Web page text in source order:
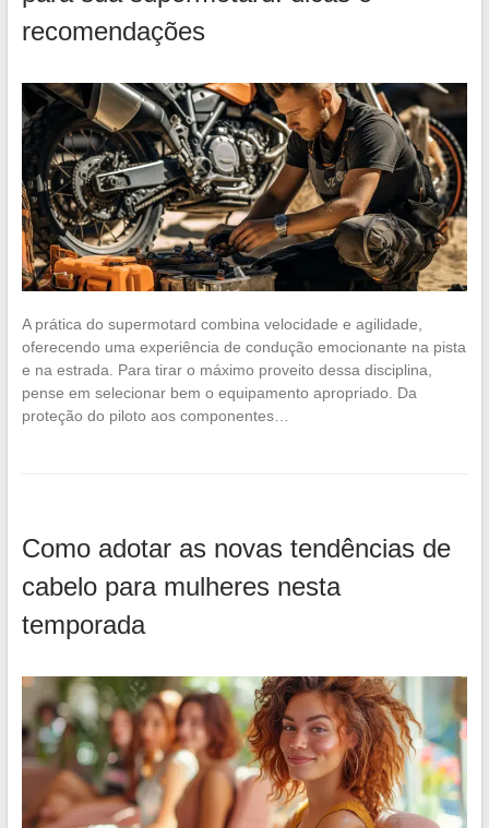
recomendações
A prática do supermotard combina velocidade e agilidade,
oferecendo uma experiência de condução emocionante na pista
e na estrada. Para tirar o máximo proveito dessa disciplina,
pense em selecionar bem o equipamento apropriado. Da
proteção do piloto aos componentes…
Como adotar as novas tendências de
cabelo para mulheres nesta
temporada